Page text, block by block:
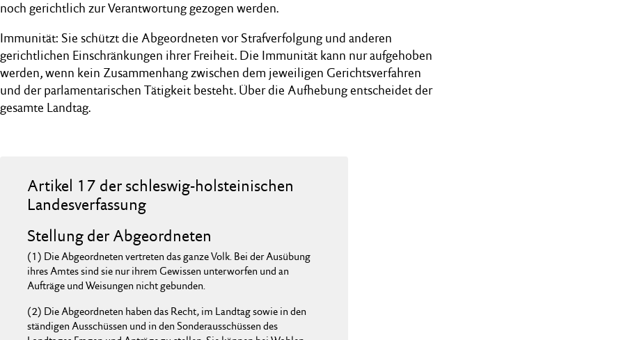
noch gerichtlich zur Verantwortung gezogen werden.
Immunität: Sie schützt die Abgeordneten vor Strafverfolgung und anderen
gerichtlichen Einschränkungen ihrer Freiheit. Die Immunität kann nur aufgehoben
werden, wenn kein Zusammenhang zwischen dem jeweiligen Gerichtsverfahren
und der parlamentarischen Tätigkeit besteht. Über die Aufhebung entscheidet der
gesamte Landtag.
Artikel 17 der schleswig-holsteinischen
Landesverfassung
Stellung der Abgeordneten
(1) Die Abgeordneten vertreten das ganze Volk. Bei der Ausübung
ihres Amtes sind sie nur ihrem Gewissen unterworfen und an
Aufträge und Weisungen nicht gebunden.
(2) Die Abgeordneten haben das Recht, im Landtag sowie in den
ständigen Ausschüssen und in den Sonderausschüssen des